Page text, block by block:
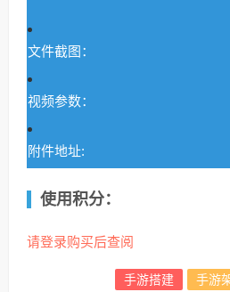
文件截图：
视频参数：
附件地址:
使用积分：
请登录购买后查阅
手游搭建 手游